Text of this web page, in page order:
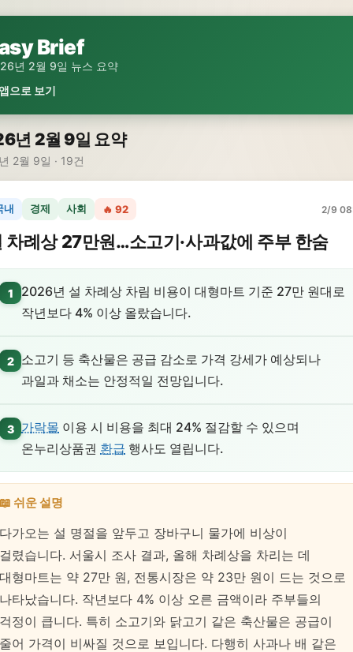
Brief
년 2월 9일 뉴스 요약
으로 보기
년 2월 9일 요약
2월 9일 · 19건
내 경제 사회 🔥 92 2/9
차례상 27만원…소고기·사과값에 주부 한숨
1
2026년 설 차례상 차림 비용이 대형마트 기준 27만 원대로
작년보다 4% 이상 올랐습니다.
2
소고기 등 축산물은 공급 감소로 가격 강세가 예상되나
과일과 채소는 안정적일 전망입니다.
3 가락몰 이용 시 비용을 최대 24% 절감할 수 있으며
온누리상품권 환급 행사도 열립니다.
📖 쉬운 설명
다가오는 설 명절을 앞두고 장바구니 물가에 비상이
걸렸습니다. 서울시 조사 결과, 올해 차례상을 차리는 데
대형마트는 약 27만 원, 전통시장은 약 23만 원이 드는 것으로
나타났습니다. 작년보다 4% 이상 오른 금액이라 주부들의
걱정이 큽니다. 특히 소고기와 닭고기 같은 축산물은 공급이
줄어 가격이 비싸질 것으로 보입니다. 다행히 사과나 배 같은